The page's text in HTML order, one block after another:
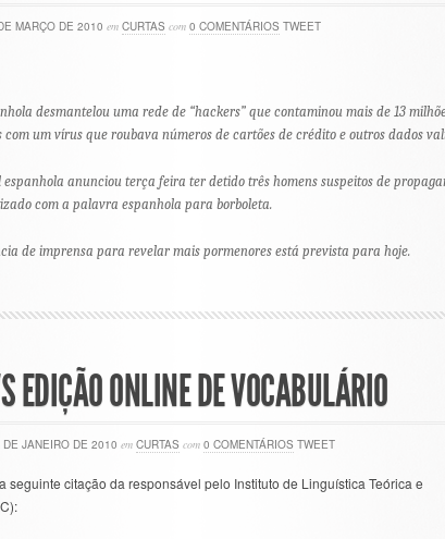
MARÇO DE 2010 em CURTAS com 0 COMENTÁRIOS TWEET
desmantelou uma rede de “hackers” que contaminou mais de 13
um vírus que roubava números de cartões de crédito e outros dados
espanhola anunciou terça feira ter detido três homens suspeitos de
com a palavra espanhola para borboleta.
de imprensa para revelar mais pormenores está prevista para hoje.
EDIÇÃO ONLINE DE VOCABULÁRIO
DE JANEIRO DE 2010 em CURTAS com 0 COMENTÁRIOS TWEET
seguinte citação da responsável pelo Instituto de Linguística Teórica e